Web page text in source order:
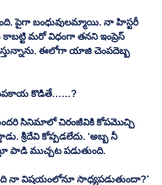
పైగా బంధువులమ్మాయి. నా హిస్టరీ
మరో విధంగా తనని ఇంప్రెస్
ఈలోగా యాజి చెంపదెబ్బ
కొడితే……?
సినిమాలో చిరంజీవికి కోపమొచ్చి
శ్రీదేవి కోప్పడలేదు. ‘అబ్బ నీ
పాడి ముచ్చట పడుతుంది.
నా విషయంలోనూ సాధ్యపడుతుందా?’